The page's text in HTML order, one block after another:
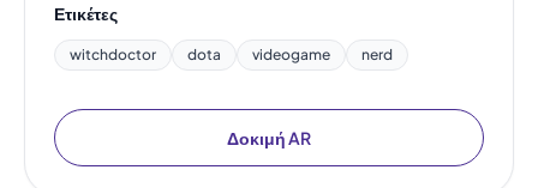
Ετικέτες
witchdoctor dota videogame nerd
Δοκιμή AR